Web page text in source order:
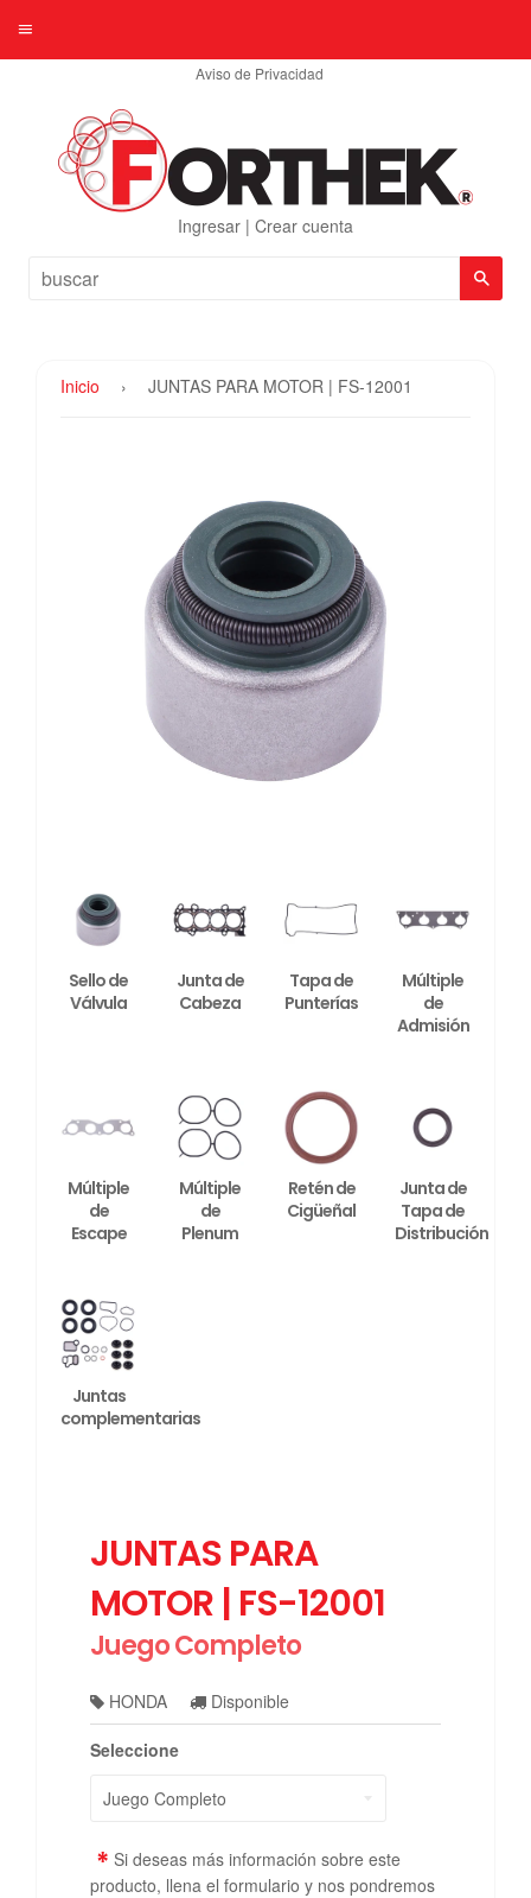
Aviso de Privacidad
Ingresar | Crear cuenta
Inicio › JUNTAS PARA MOTOR | FS-12001
Sello de
Válvula
Junta de
Cabeza
Tapa de
Punterías
Múltiple
de
Admisión
Múltiple
de
Escape
Múltiple
de
Plenum
Retén de
Cigüeñal
Junta de
Tapa de
Distribución
Juntas
complementarias
JUNTAS PARA
MOTOR | FS-12001
Juego Completo
HONDA Disponible
Seleccione
* Si deseas más información sobre este
producto, llena el formulario y nos pondremos